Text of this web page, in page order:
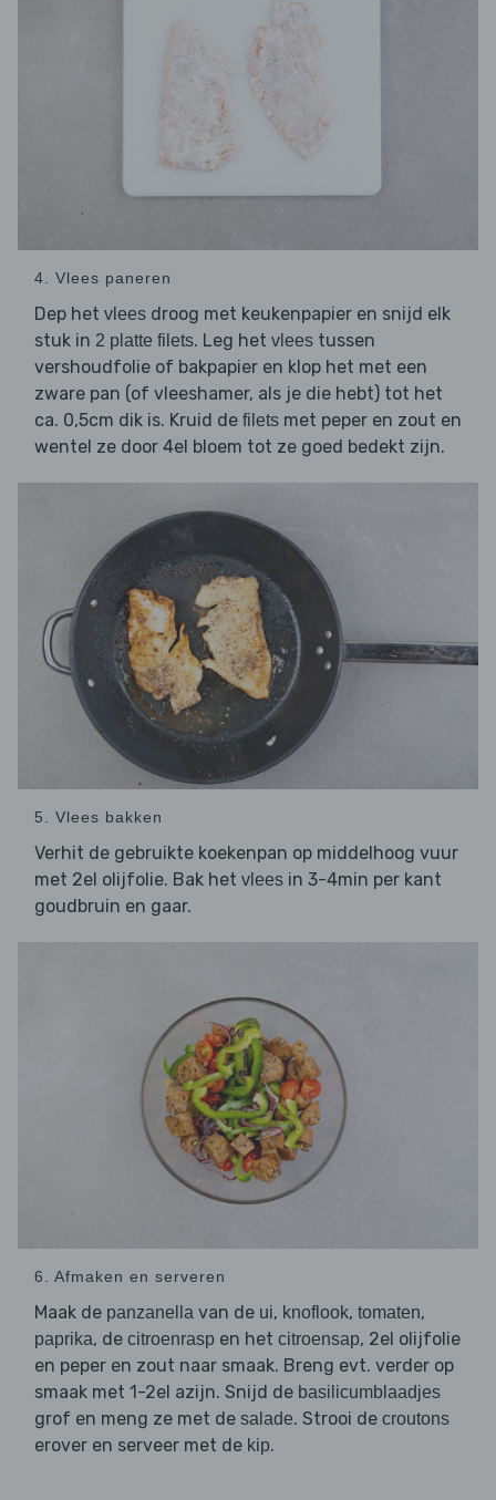
4. Vlees paneren
Dep het vlees droog met keukenpapier en snijd elk
stuk in 2 platte filets. Leg het vlees tussen
vershoudfolie of bakpapier en klop het met een
zware pan (of vleeshamer, als je die hebt) tot het
ca. 0,5cm dik is. Kruid de filets met peper en zout en
wentel ze door 4el bloem tot ze goed bedekt zijn.
5. Vlees bakken
Verhit de gebruikte koekenpan op middelhoog vuur
met 2el olijfolie. Bak het vlees in 3-4min per kant
goudbruin en gaar.
6. Afmaken en serveren
Maak de panzanella van de ui, knoflook, tomaten,
paprika, de citroenrasp en het citroensap, 2el olijfolie
en peper en zout naar smaak. Breng evt. verder op
smaak met 1-2el azijn. Snijd de basilicumblaadjes
grof en meng ze met de salade. Strooi de croutons
erover en serveer met de kip.